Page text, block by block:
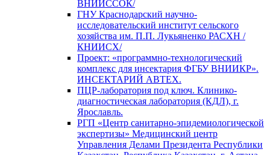
ВНИИССОК/
ГНУ Краснодарский научно-
исследовательский институт сельского
хозяйства им. П.П. Лукьяненко РАСХН /
КНИИСХ/
Проект: «программно-технологический
комплекс для инсектария ФГБУ ВНИИКР».
ИНСЕКТАРИЙ АВТЕХ.
ПЦР-лаборатория под ключ. Клинико-
диагностическая лаборатория (КДЛ), г.
Ярославль.
РГП «Центр санитарно-эпидемиологической
экспертизы» Медицинский центр
Управления Делами Президента Республики